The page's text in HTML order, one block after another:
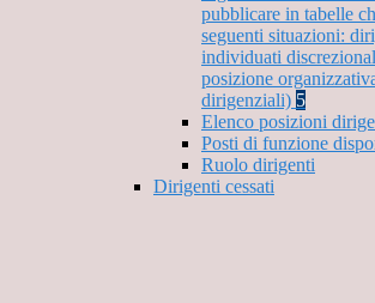
pubblicare in tabelle
seguenti situazioni:
individuati
posizione
dirigenziali) 5
Elenco posizioni
Posti di funzione
Ruolo dirigenti
Dirigenti cessati